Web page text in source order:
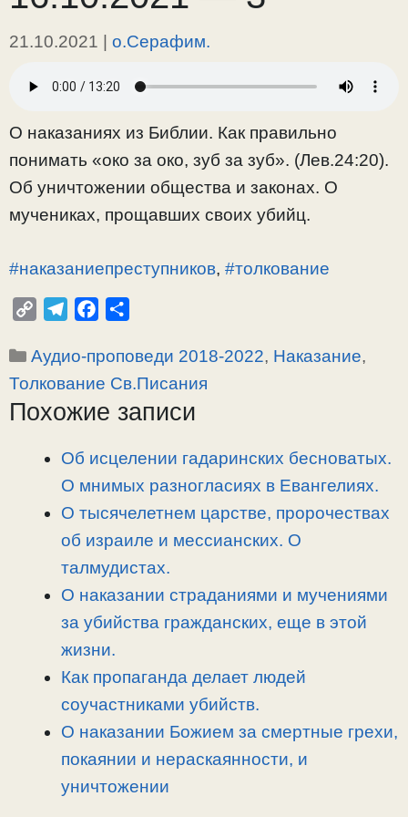
21.10.2021 | о.Серафим.
О наказаниях из Библии. Как правильно
понимать «око за око, зуб за зуб». (Лев.24:20).
Об уничтожении общества и законах. О
мучениках, прощавших своих убийц.
#наказаниепреступников, #толкование
p
y
L
l
e
g
a
c
e
b
п
р
а
Рубрики
Аудио-проповеди 2018-2022, Наказание,
Толкование Св.Писания
Похожие записи
Об исцелении гадаринских бесноватых.
О мнимых разногласиях в Евангелиях.
О тысячелетнем царстве, пророчествах
об израиле и мессианских. О
талмудистах.
О наказании страданиями и мучениями
за убийства гражданских, еще в этой
жизни.
Как пропаганда делает людей
соучастниками убийств.
О наказании Божием за смертные грехи,
покаянии и нераскаянности, и
уничтожении